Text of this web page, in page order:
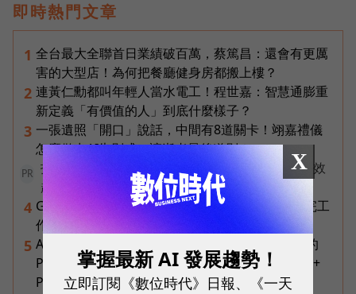
即時熱門文章
1 全台最大全聯首日業績破百萬，蔡篤昌：還會有更厲
害的大型店！為何把餐廳健身房都搬上樓？
2 連黃仁勳都叫年輕人當水電工！程世嘉：智慧通膨重
新定義「有價值的人」到底什麼樣子？
3 一張遺照「開口」說話，中間有8道關卡！翊嘉禮儀
怎麼做出AI告別式，讓逝者最後道別？
PR
打造 AI 行銷飛輪！破解企業行銷「工具越多卻成效
越差」的盲點
4 Gemini Spark完整教學｜幫你讀Gmail、自動跑完工
作流程，3個超實用情境一次看
5 AI 時代的行動生產力：MSI 如何用「理解情境」的
Prestige 14 Flip AI+ 重新定義商務筆電與 Copilot+
PC？
X
掌握最新 AI 發展趨勢！
立即訂閱《數位時代》日報、《一天